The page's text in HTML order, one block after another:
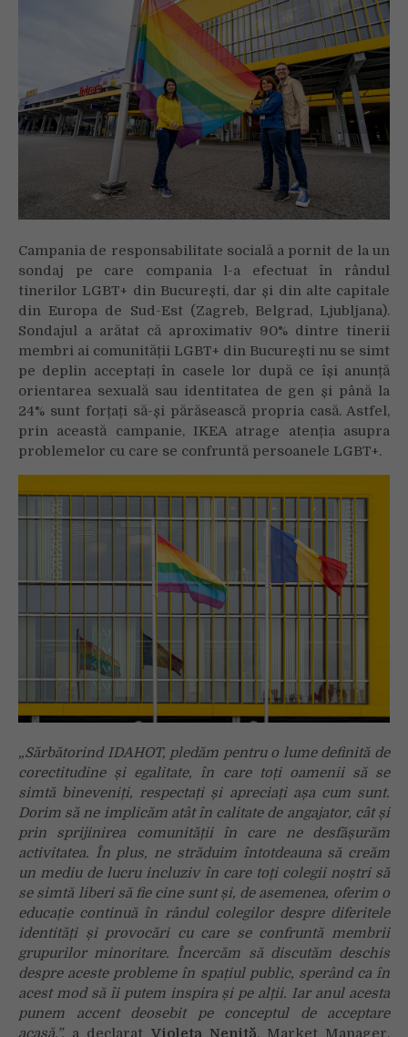
Campania de responsabilitate socială a pornit de la un
sondaj pe care compania l-a efectuat în rândul
tinerilor LGBT+ din București, dar și din alte capitale
din Europa de Sud-Est (Zagreb, Belgrad, Ljubljana).
Sondajul a arătat că aproximativ 90% dintre tinerii
membri ai comunității LGBT+ din București nu se simt
pe deplin acceptați în casele lor după ce își anunță
orientarea sexuală sau identitatea de gen și până la
24% sunt forțați să-și părăsească propria casă. Astfel,
prin această campanie, IKEA atrage atenția asupra
problemelor cu care se confruntă persoanele LGBT+.
„Sărbătorind IDAHOT, pledăm pentru o lume definită de
corectitudine și egalitate, în care toți oamenii să se
simtă bineveniți, respectați și apreciați așa cum sunt.
Dorim să ne implicăm atât în calitate de angajator, cât și
prin sprijinirea comunității în care ne desfășurăm
activitatea. În plus, ne străduim întotdeauna să creăm
un mediu de lucru incluziv în care toți colegii noștri să
se simtă liberi să fie cine sunt și, de asemenea, oferim o
educație continuă în rândul colegilor despre diferitele
identități și provocări cu care se confruntă membrii
grupurilor minoritare. Încercăm să discutăm deschis
despre aceste probleme în spațiul public, sperând ca în
acest mod să îi putem inspira și pe alții. Iar anul acesta
punem accent deosebit pe conceptul de acceptare
acasă.”, a declarat Violeta Neniță, Market Manager,